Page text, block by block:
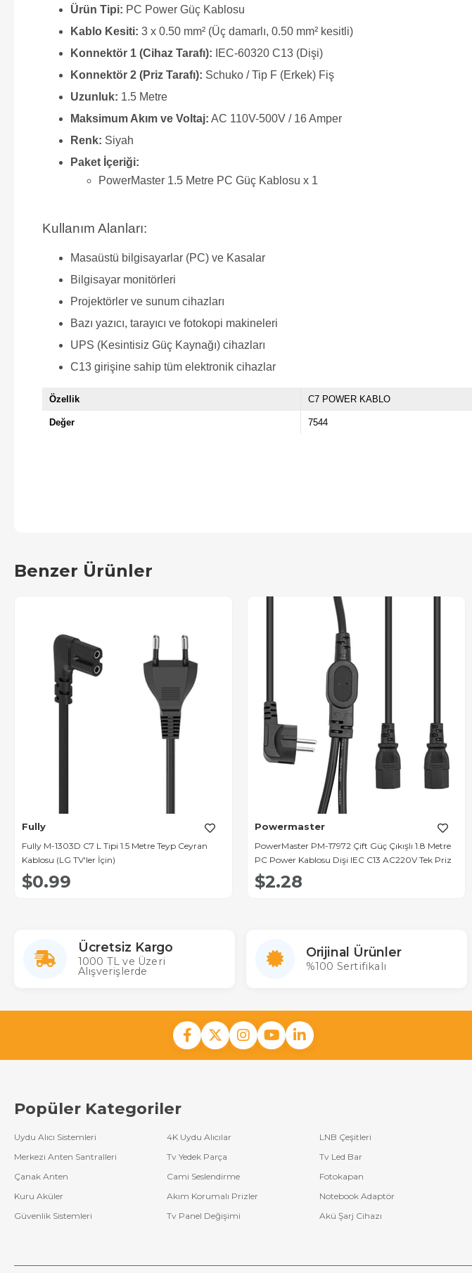
Ürün Tipi: PC Power Güç Kablosu
Kablo Kesiti: 3 x 0.50 mm² (Üç damarlı, 0.50 mm² kesitli)
Konnektör 1 (Cihaz Tarafı): IEC-60320 C13 (Dişi)
Konnektör 2 (Priz Tarafı): Schuko / Tip F (Erkek) Fiş
Uzunluk: 1.5 Metre
Maksimum Akım ve Voltaj: AC 110V-500V / 16 Amper
Renk: Siyah
Paket İçeriği:
PowerMaster 1.5 Metre PC Güç Kablosu x 1
Kullanım Alanları:
Masaüstü bilgisayarlar (PC) ve Kasalar
Bilgisayar monitörleri
Projektörler ve sunum cihazları
Bazı yazıcı, tarayıcı ve fotokopi makineleri
UPS (Kesintisiz Güç Kaynağı) cihazları
C13 girişine sahip tüm elektronik cihazlar
Özellik C7 POWER KABLO
Değer 7544
Benzer Ürünler
Fully
Fully M-1303D C7 L Tipi 1.5 Metre Teyp Ceyran
Kablosu (LG TV'ler İçin)
$0.99
Powermaster
PowerMaster PM-17972 Çift Güç Çıkışlı 1.8 Metre
PC Power Kablosu Dişi IEC C13 AC220V Tek Priz
$2.28
Ücretsiz Kargo
1000 TL ve Üzeri
Alışverişlerde
Orijinal Ürünler
%100 Sertifikalı
Popüler Kategoriler
Uydu Alıcı Sistemleri 4K Uydu Alıcılar LNB Çeşitleri
Merkezi Anten Santralleri
Tv Yedek Parça Tv Led Bar
Çanak Anten
Cami Seslendirme Fotokapan
Kuru Aküler
Akım Korumalı Prizler Notebook Adaptör
Güvenlik Sistemleri
Tv Panel Değişimi Akü Şarj Cihazı